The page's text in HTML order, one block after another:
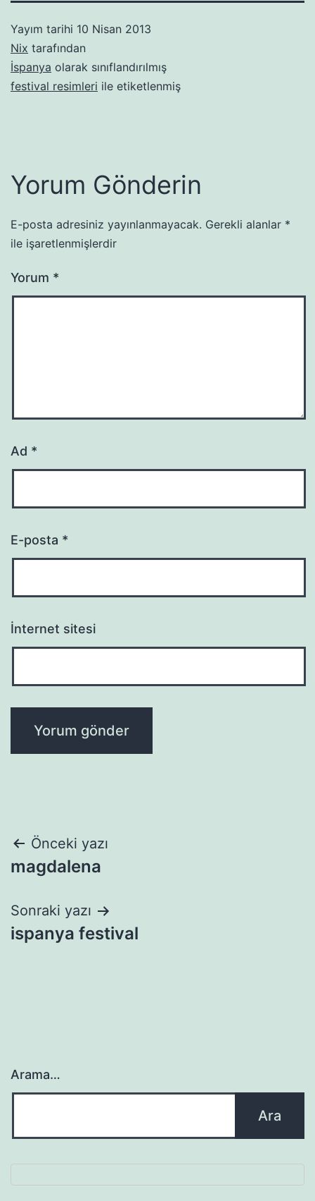
Yayım tarihi 10 Nisan 2013
Nix tarafından
İspanya olarak sınıflandırılmış
festival resimleri ile etiketlenmiş
Yorum Gönderin
E-posta adresiniz yayınlanmayacak. Gerekli alanlar *
ile işaretlenmişlerdir
Yorum *
Ad *
E-posta *
İnternet sitesi
Yazı
gezinmesi
Önceki yazı
magdalena
Sonraki yazı
ispanya festival
Arama…